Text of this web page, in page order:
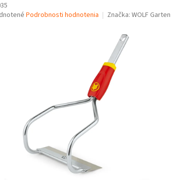
Podrobnosti hodnotenia Značka: WOLF Garten